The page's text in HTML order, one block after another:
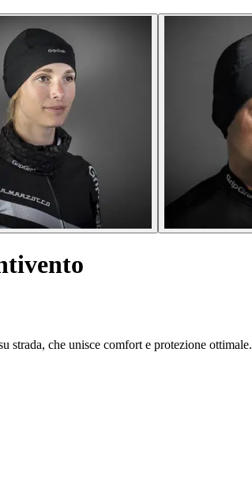
strada, che unisce comfort e protezione ottimale.